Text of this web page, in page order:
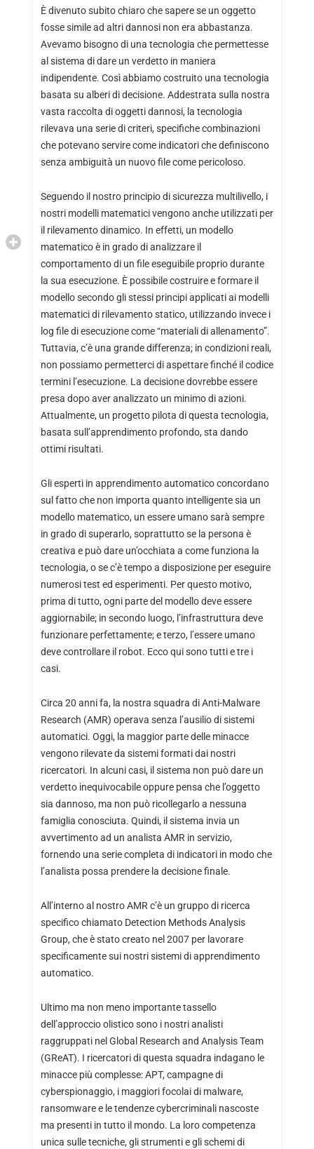
È divenuto subito chiaro che sapere se un oggetto
fosse simile ad altri dannosi non era abbastanza.
Avevamo bisogno di una tecnologia che permettesse
al sistema di dare un verdetto in maniera
indipendente. Così abbiamo costruito una tecnologia
basata su alberi di decisione. Addestrata sulla nostra
vasta raccolta di oggetti dannosi, la tecnologia
rilevava una serie di criteri, specifiche combinazioni
che potevano servire come indicatori che definiscono
senza ambiguità un nuovo file come pericoloso.
Seguendo il nostro principio di sicurezza multilivello, i
nostri modelli matematici vengono anche utilizzati per
il rilevamento dinamico. In effetti, un modello
matematico è in grado di analizzare il
comportamento di un file eseguibile proprio durante
la sua esecuzione. È possibile costruire e formare il
modello secondo gli stessi principi applicati ai modelli
matematici di rilevamento statico, utilizzando invece i
log file di esecuzione come “materiali di allenamento”.
Tuttavia, c’è una grande differenza; in condizioni reali,
non possiamo permetterci di aspettare finché il codice
termini l’esecuzione. La decisione dovrebbe essere
presa dopo aver analizzato un minimo di azioni.
Attualmente, un progetto pilota di questa tecnologia,
basata sull’apprendimento profondo, sta dando
ottimi risultati.
Gli esperti in apprendimento automatico concordano
sul fatto che non importa quanto intelligente sia un
modello matematico, un essere umano sarà sempre
in grado di superarlo, soprattutto se la persona è
creativa e può dare un’occhiata a come funziona la
tecnologia, o se c’è tempo a disposizione per eseguire
numerosi test ed esperimenti. Per questo motivo,
prima di tutto, ogni parte del modello deve essere
aggiornabile; in secondo luogo, l’infrastruttura deve
funzionare perfettamente; e terzo, l’essere umano
deve controllare il robot. Ecco qui sono tutti e tre i
casi.
Circa 20 anni fa, la nostra squadra di Anti-Malware
Research (AMR) operava senza l’ausilio di sistemi
automatici. Oggi, la maggior parte delle minacce
vengono rilevate da sistemi formati dai nostri
ricercatori. In alcuni casi, il sistema non può dare un
verdetto inequivocabile oppure pensa che l’oggetto
sia dannoso, ma non può ricollegarlo a nessuna
famiglia conosciuta. Quindi, il sistema invia un
avvertimento ad un analista AMR in servizio,
fornendo una serie completa di indicatori in modo che
l’analista possa prendere la decisione finale.
All’interno al nostro AMR c’è un gruppo di ricerca
specifico chiamato Detection Methods Analysis
Group, che è stato creato nel 2007 per lavorare
specificamente sui nostri sistemi di apprendimento
automatico.
Ultimo ma non meno importante tassello
dell’approccio olistico sono i nostri analisti
raggruppati nel Global Research and Analysis Team
(GReAT). I ricercatori di questa squadra indagano le
minacce più complesse: APT, campagne di
cyberspionaggio, i maggiori focolai di malware,
ransomware e le tendenze cybercriminali nascoste
ma presenti in tutto il mondo. La loro competenza
unica sulle tecniche, gli strumenti e gli schemi di